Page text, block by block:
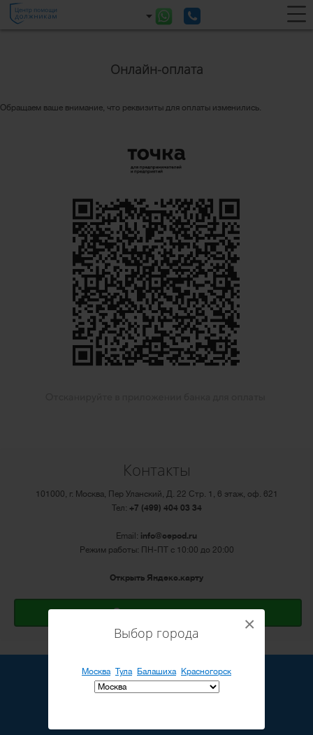
Выбор города
Москва Тула Балашиха Красногорск
×
Онлайн-оплата
Обращаем ваше внимание, что реквизиты для оплаты изменились.
Контакты
101000, г. Москва, Пер Уланский, Д. 22 Стр. 1, 6 этаж, оф. 621
Тел: +7 (499) 404 03 34
Email: info@cepod.ru
Режим работы: ПН-ПТ с 10:00 до 20:00
Открыть Яндекс.карту
Оставить заявку